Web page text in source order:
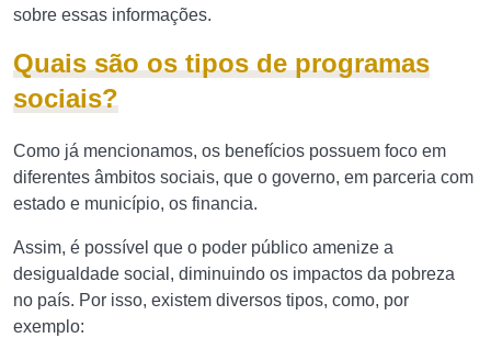
sobre essas informações.
Quais são os tipos de programas
sociais?
Como já mencionamos, os benefícios possuem foco em
diferentes âmbitos sociais, que o governo, em parceria com
estado e município, os financia.
Assim, é possível que o poder público amenize a
desigualdade social, diminuindo os impactos da pobreza
no país. Por isso, existem diversos tipos, como, por
exemplo: